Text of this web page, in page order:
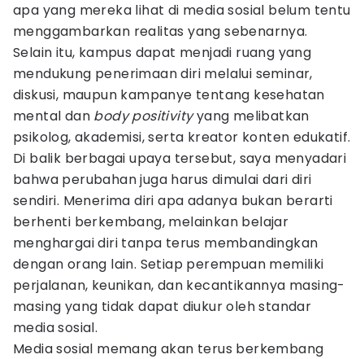
apa yang mereka lihat di media sosial belum tentu
menggambarkan realitas yang sebenarnya.
Selain itu, kampus dapat menjadi ruang yang
mendukung penerimaan diri melalui seminar,
diskusi, maupun kampanye tentang kesehatan
mental dan body positivityyang melibatkan
psikolog, akademisi, serta kreator konten edukatif.
Di balik berbagai upaya tersebut, saya menyadari
bahwa perubahan juga harus dimulai dari diri
sendiri. Menerima diri apa adanya bukan berarti
berhenti berkembang, melainkan belajar
menghargai diri tanpa terus membandingkan
dengan orang lain. Setiap perempuan memiliki
perjalanan, keunikan, dan kecantikannya masing-
masing yang tidak dapat diukur oleh standar
media sosial.
Media sosial memang akan terus berkembang